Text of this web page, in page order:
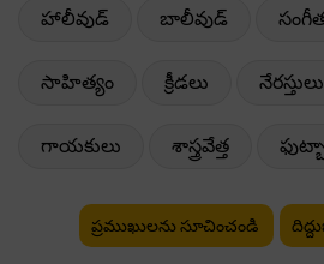
హాలీవుడ్ బాలీవుడ్
సాహిత్యం క్రీడలు నేరస్తులు
గాయకులు శాస్త్రవేత్త
ప్రముఖులను సూచించండి